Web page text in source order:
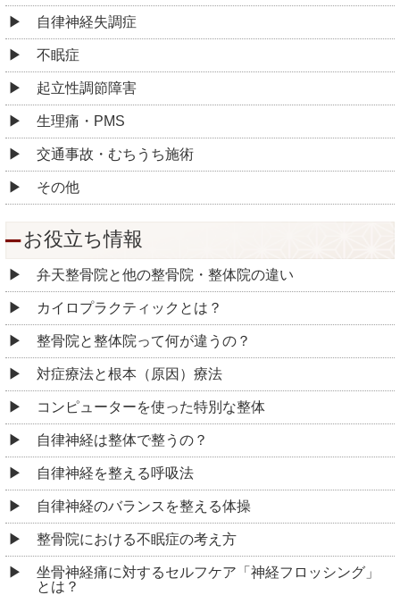
自律神経失調症
不眠症
起立性調節障害
生理痛・PMS
交通事故・むちうち施術
その他
お役立ち情報
弁天整骨院と他の整骨院・整体院の違い
カイロプラクティックとは？
整骨院と整体院って何が違うの？
対症療法と根本（原因）療法
コンピューターを使った特別な整体
自律神経は整体で整うの？
自律神経を整える呼吸法
自律神経のバランスを整える体操
整骨院における不眠症の考え方
坐骨神経痛に対するセルフケア「神経フロッシング」
とは？